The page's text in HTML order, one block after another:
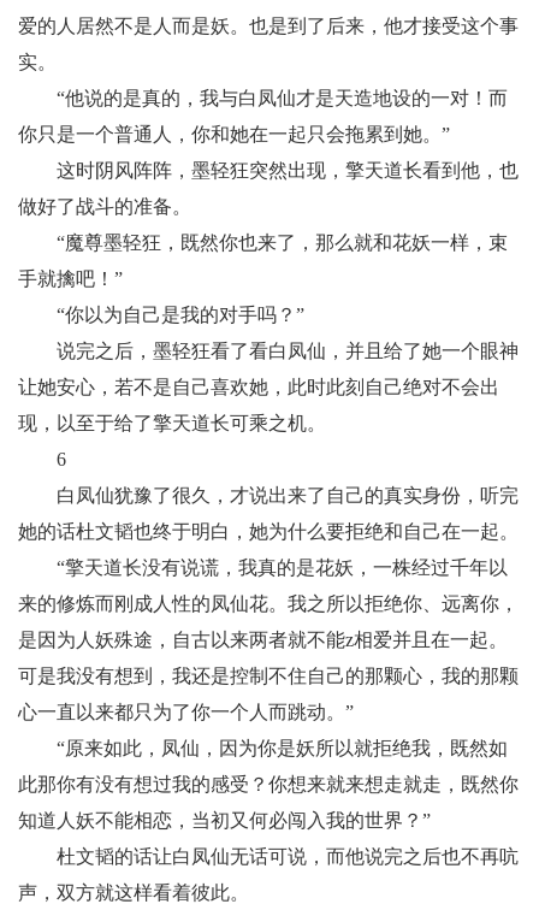
爱的人居然不是人而是妖。也是到了后来，他才接受这个事
实。
“他说的是真的，我与白凤仙才是天造地设的一对！而
你只是一个普通人，你和她在一起只会拖累到她。”
这时阴风阵阵，墨轻狂突然出现，擎天道长看到他，也
做好了战斗的准备。
“魔尊墨轻狂，既然你也来了，那么就和花妖一样，束
手就擒吧！”
“你以为自己是我的对手吗？”
说完之后，墨轻狂看了看白凤仙，并且给了她一个眼神
让她安心，若不是自己喜欢她，此时此刻自己绝对不会出
现，以至于给了擎天道长可乘之机。
6
白凤仙犹豫了很久，才说出来了自己的真实身份，听完
她的话杜文韬也终于明白，她为什么要拒绝和自己在一起。
“擎天道长没有说谎，我真的是花妖，一株经过千年以
来的修炼而刚成人性的凤仙花。我之所以拒绝你、远离你，
是因为人妖殊途，自古以来两者就不能z相爱并且在一起。
可是我没有想到，我还是控制不住自己的那颗心，我的那颗
心一直以来都只为了你一个人而跳动。”
“原来如此，凤仙，因为你是妖所以就拒绝我，既然如
此那你有没有想过我的感受？你想来就来想走就走，既然你
知道人妖不能相恋，当初又何必闯入我的世界？”
杜文韬的话让白凤仙无话可说，而他说完之后也不再吭
声，双方就这样看着彼此。